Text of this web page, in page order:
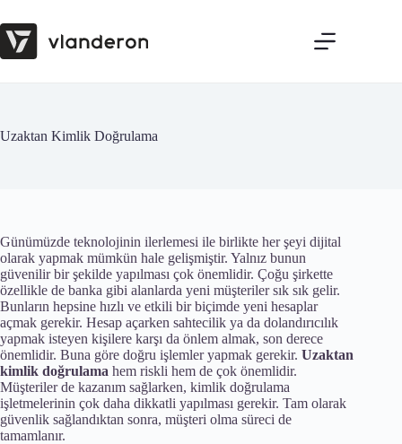
to
content
Uzaktan Kimlik Doğrulama
Günümüzde teknolojinin ilerlemesi ile birlikte her şeyi dijital
olarak yapmak mümkün hale gelişmiştir. Yalnız bunun
güvenilir bir şekilde yapılması çok önemlidir. Çoğu şirkette
özellikle de banka gibi alanlarda yeni müşteriler sık sık gelir.
Bunların hepsine hızlı ve etkili bir biçimde yeni hesaplar
açmak gerekir. Hesap açarken sahtecilik ya da dolandırıcılık
yapmak isteyen kişilere karşı da önlem almak, son derece
önemlidir. Buna göre doğru işlemler yapmak gerekir. Uzaktan
kimlik doğrulama hem riskli hem de çok önemlidir.
Müşteriler de kazanım sağlarken, kimlik doğrulama
işletmelerinin çok daha dikkatli yapılması gerekir. Tam olarak
güvenlik sağlandıktan sonra, müşteri olma süreci de
tamamlanır.